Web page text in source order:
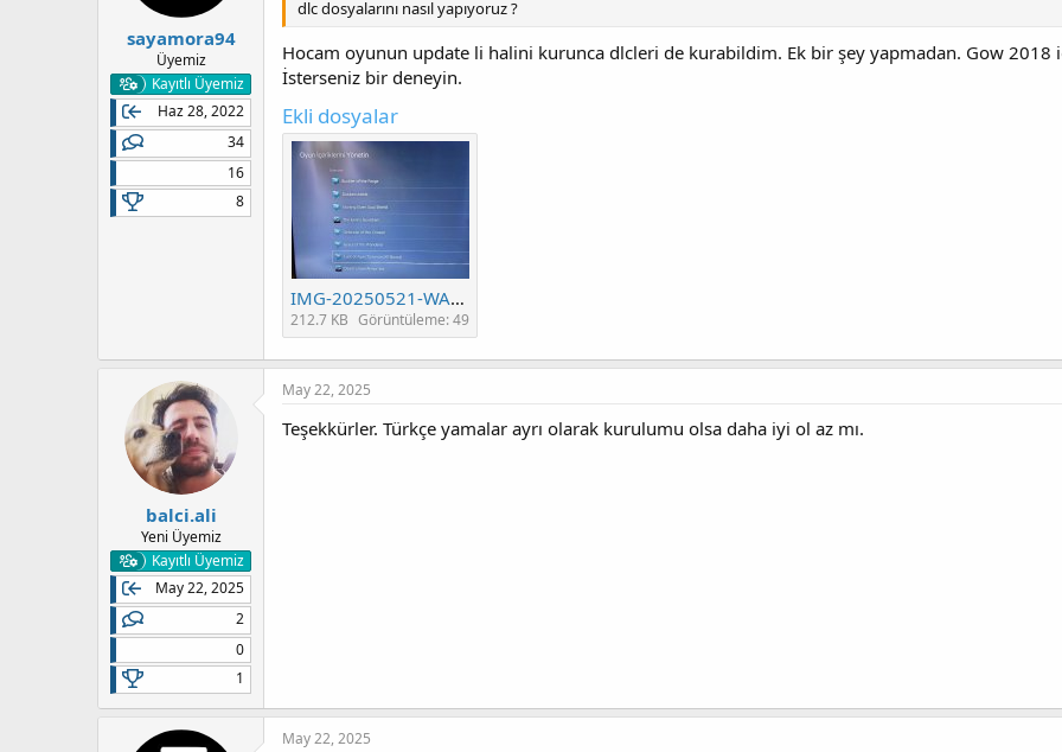
Rehber video:
sayamora94
Üyemiz
Kayıtlı Üyemiz
Haz 28, 2022
34
16
8
dlc dosyalarını nasıl yapıyoruz ?
Hocam oyunun update li halini kurunca dlcleri de kurabildim. Ek bir şey yapmadan. Gow 2018
İsterseniz bir deneyin.
Ekli dosyalar
IMG-20250521-WA0001.jpg
212.7 KB Görüntüleme: 49
balci.ali
Yeni Üyemiz
Kayıtlı Üyemiz
May 22, 2025
2
0
1
May 22, 2025
Teşekkürler. Türkçe yamalar ayrı olarak kurulumu olsa daha iyi ol az mı.
May 22, 2025